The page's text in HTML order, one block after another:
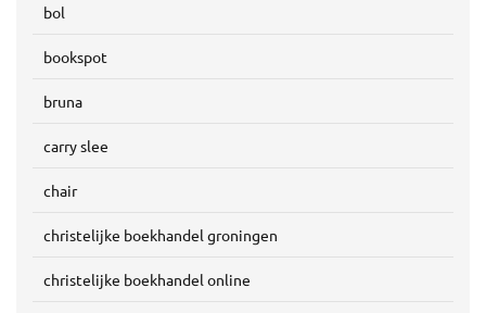
bol
bookspot
bruna
carry slee
chair
christelijke boekhandel groningen
christelijke boekhandel online